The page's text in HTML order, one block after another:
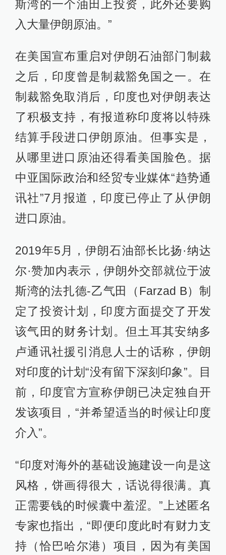
斯湾的一个油田上投资，此外还要购
入大量伊朗原油。”
在美国宣布重启对伊朗石油部门制裁
之后，印度曾是制裁豁免国之一。在
制裁豁免取消后，印度也对伊朗表达
了积极支持，有报道称印度将以特殊
结算手段进口伊朗原油。但事实是，
从哪里进口原油还得看美国脸色。据
中亚国际政治和经贸专业媒体“趋势通
讯社”7月报道，印度已停止了从伊朗
进口原油。
2019年5月，伊朗石油部长比扬·纳达
尔·赞加内表示，伊朗外交部就位于波
斯湾的法扎德-乙气田（Farzad B）制
定了投资计划，印度方面提交了开发
该气田的财务计划。但土耳其安纳多
卢通讯社援引消息人士的话称，伊朗
对印度的计划“没有留下深刻印象”。目
前，印度官方宣称伊朗已决定独自开
发该项目，“并希望适当的时候让印度
介入”。
“印度对海外的基础设施建设一向是这
风格，饼画得很大，话说得很满。真
正需要钱的时候囊中羞涩。”上述匿名
专家也指出，“即便印度此时有财力支
持（恰巴哈尔港）项目，因为有美国